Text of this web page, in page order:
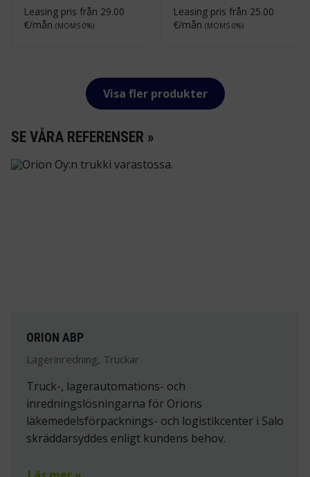
Leasing pris från 29.00
€/mån (MOMS 0%)
Leasing pris från 25.00
€/mån (MOMS 0%)
Visa fler produkter
SE VÅRA REFERENSER »
ORION ABP
Lagerinredning, Truckar
Truck-, lagerautomations- och
inredningslösningarna för Orions
läkemedelsförpacknings- och logistikcenter i Salo
skräddarsyddes enligt kundens behov.